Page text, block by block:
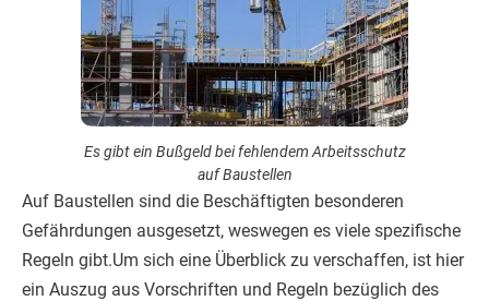
Es gibt ein Bußgeld bei fehlendem Arbeitsschutz
auf Baustellen
Auf Baustellen sind die Beschäftigten besonderen
Gefährdungen ausgesetzt, weswegen es viele spezifische
Regeln gibt.Um sich eine Überblick zu verschaffen, ist hier
ein Auszug aus Vorschriften und Regeln bezüglich des